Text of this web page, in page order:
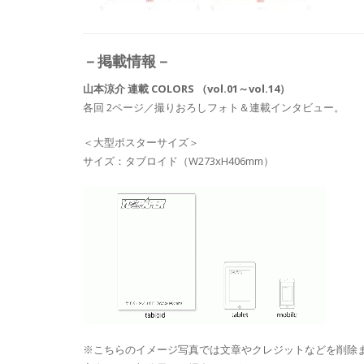
－掲載情報 －
山本涼介 連載 COLORS （vol.01～vol.14）
各回 2ページ／撮りおろしフォト＆連載インタビュー。
＜大型ポスターサイズ＞
サイズ：タブロイド（W273xH406mm）
※こちらのイメージ写真では文章やクレジットなどを削除